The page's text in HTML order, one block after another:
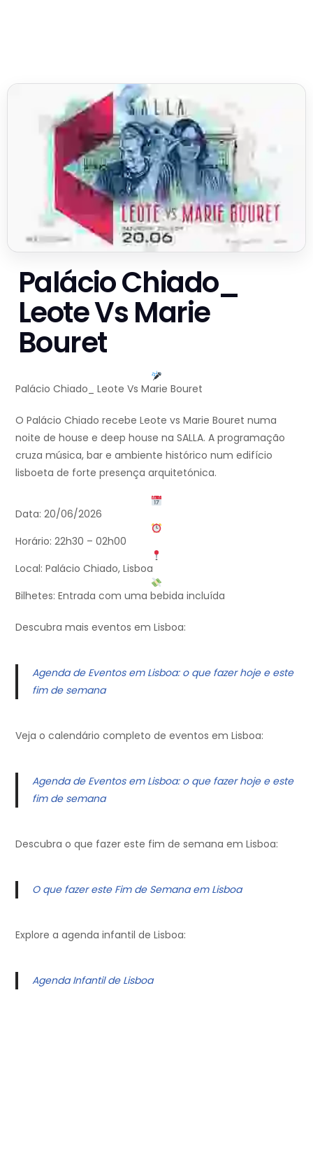
Palácio Chiado_
Leote Vs Marie
Bouret
Palácio Chiado_ Leote Vs Marie Bouret
O Palácio Chiado recebe Leote vs Marie Bouret numa
noite de house e deep house na SALLA. A programação
cruza música, bar e ambiente histórico num edifício
lisboeta de forte presença arquitetónica.
Data: 20/06/2026
Horário: 22h30 – 02h00
Local: Palácio Chiado, Lisboa
Bilhetes: Entrada com uma bebida incluída
Descubra mais eventos em Lisboa:
Agenda de Eventos em Lisboa: o que fazer hoje e este
fim de semana
Veja o calendário completo de eventos em Lisboa:
Agenda de Eventos em Lisboa: o que fazer hoje e este
fim de semana
Descubra o que fazer este fim de semana em Lisboa:
O que fazer este Fim de Semana em Lisboa
Explore a agenda infantil de Lisboa:
Agenda Infantil de Lisboa